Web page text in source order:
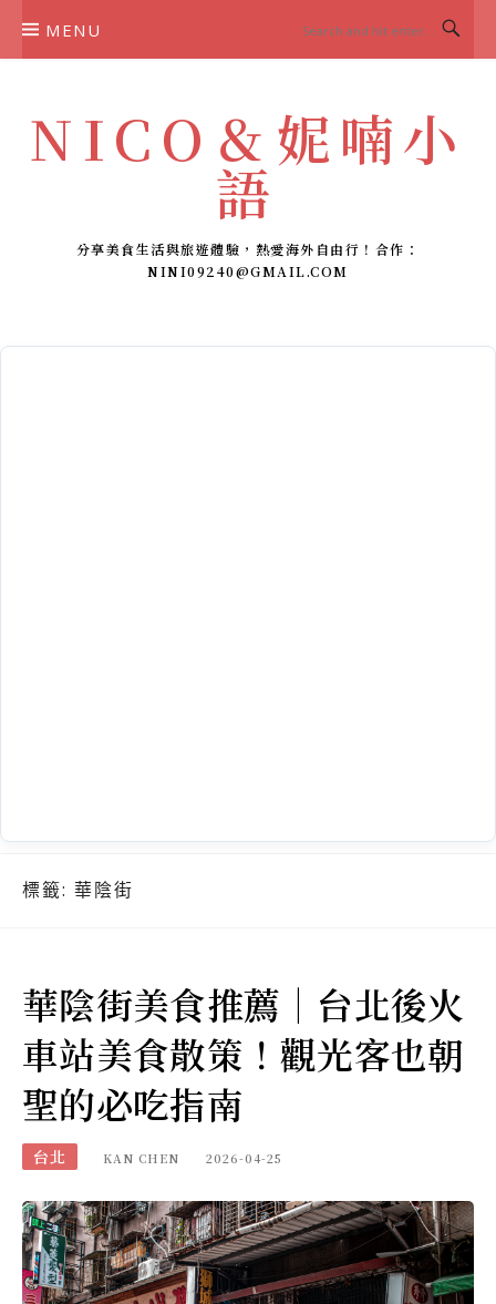
MENU
NICO＆妮喃小
語
分享美食生活與旅遊體驗，熱愛海外自由行！合作：
NINI09240@GMAIL.COM
標籤: 華陰街
華陰街美食推薦｜台北後火
車站美食散策！觀光客也朝
聖的必吃指南
台北 KAN CHEN 2026-04-25